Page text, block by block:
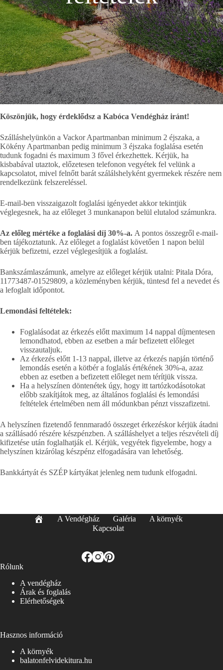
Köszönjük, hogy érdeklődsz a Kabóca Vendégház iránt!
Szálláshelyünkön a Vackor Apartmanban minimum 2 éjszaka, a
Kökény Apartmanban pedig minimum 3 éjszaka foglalása esetén
tudunk fogadni és maximum 3 fővel érkezhettek. Kérjük, ha
kisbabával utaztok, előzetesen telefonon vegyétek fel velünk a
kapcsolatot, mivel felnőtt barát szálálshelyként gyermekek részére nem
rendelkezünk felszereléssel.
E-mail-ben visszaigazolt foglalási igényedet akkor tekintjük
véglegesnek, ha az előleget 3 munkanapon belül elutalod számunkra.
Az előleg mértéke a foglalási díj 30%-a. A pontos összegről e-mail-
ben tájékoztatunk. Az előleget a foglalást követően 1 napon belül
kérjük befizetni, ezzel véglegesítjük a foglalást.
Bankszámlaszámunk, amelyre az előleget kérjük utalni: Pitala Dóra,
11773487-01529809, a közleményben kérjük, tüntesd fel a nevedet és
a lefoglalt időpontot.
Lemondási feltételek:
Foglalásodat az érkezés előtt maximum 14 nappal díjmentesen
lemondhatod, ebben az esetben a már befizetett előleget
visszautaljuk.
Az érkezés előtt 1-13 nappal, illetve az érkezés napján történő
lemondás esetén a kötbér a foglalás értékének 30%-a, azaz
ebben az esetben a befizetett előleget nem térítjük vissza.
Ha a helyszínen döntenétek úgy, hogy itt tartózkodásotokat
előbb szakítjátok meg, az általános foglalási és lemondási
feltételek értelmében nem áll módunkban pénzt visszafizetni.
A helyszínen fizetendő fennmaradó összeget érkezéskor kérjük átadni
a szállásadó részére készpénzben. A szálláshelyet a teljes részvételi díj
kifizetése után foglalhatják el. Kérjük, vegyétek figyelembe, hogy a
helyszínen kizárólag készpénz elfogadására van lehetőség.
Bankkártyát és SZÉP kártyákat jelenleg nem tudunk elfogadni.
A Vendégház Galéria
A környék
Kapcsolat
Rólunk
A vendégház
Árak és foglalás
Elérhetőségek
Hasznos információ
A környék
balatonfelvidekitura.hu